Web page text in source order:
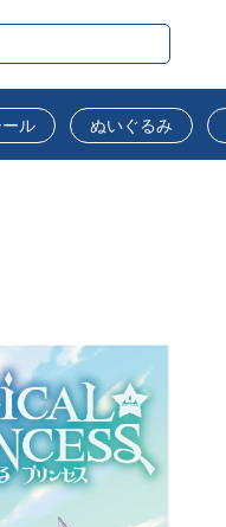
ル ぬいぐるみ